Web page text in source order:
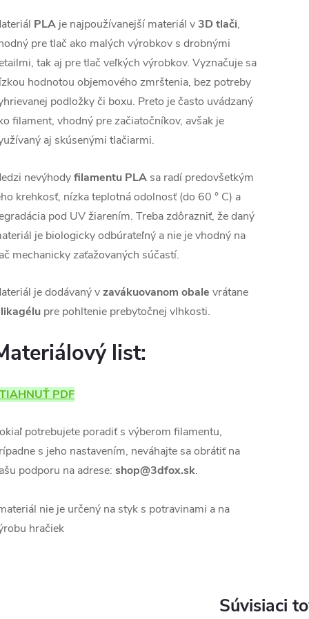
PLA je najpoužívanejší materiál v3D tlači,
pre tlač ako malých výrobkov s drobnými
tak aj pre tlač veľkých výrobkov. Vyznačuje sa
hodnotou objemového zmrštenia, bez potreby
podložky či boxu. Preto je často uvádzaný
filament, vhodný pre začiatočníkov, avšak je
aj skúsenými tlačiarmi.
nevýhodyfilamentu PLA sa radí predovšetkým
krehkosť, nízka teplotná odolnosť (do 60 ° C) a
pod UV žiarením. Treba zdôrazniť, že daný
je biologicky odbúrateľný a nie je vhodný na
mechanicky zaťažovaných súčastí.
je dodávaný vzavákuovanom obale vrátane
pre pohltenie prebytočnej vlhkosti.
list:
PDF
potrebujete poradiť s výberom filamentu,
s jeho nastavením, neváhajte sa obrátiť na
podporu na adrese: shop@3dfox.sk.
nie je určený na styk s potravinami a na
hračiek
Súvisiaci